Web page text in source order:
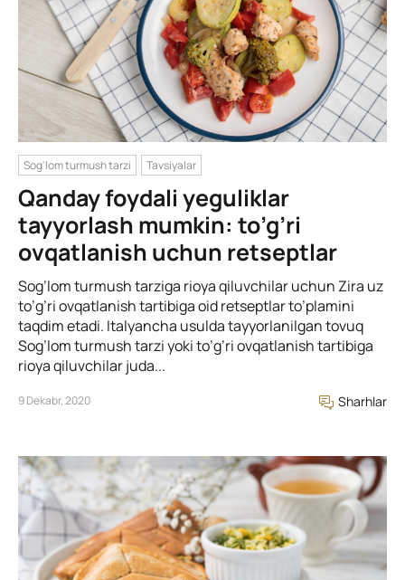
Sog'lom turmush tarzi Tavsiyalar
Qanday foydali yeguliklar
tayyorlash mumkin: to’g’ri
ovqatlanish uchun retseptlar
Sog’lom turmush tarziga rioya qiluvchilar uchun Zira uz
to’g’ri ovqatlanish tartibiga oid retseptlar to’plamini
taqdim etadi. Italyancha usulda tayyorlanilgan tovuq
Sog’lom turmush tarzi yoki to’g’ri ovqatlanish tartibiga
rioya qiluvchilar juda...
9 Dekabr, 2020 Sharhlar